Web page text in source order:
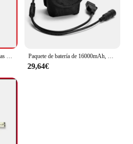
Batería para cámara Digital, piezas LPE10 LP E10 para Canon EOS 1100D 1200D 1300D 2000D 4000D Rebel T3 T5 T6 KISS X50 X70, 4 LP-E10 Paquete de batería de 16000mAh, 8,4 V, 18650, 6x18650, iones de litio para linterna de bicicleta, accesorios para faros
29,64€